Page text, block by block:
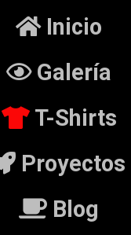
Inicio
Galería
T-Shirts
Proyectos
Blog